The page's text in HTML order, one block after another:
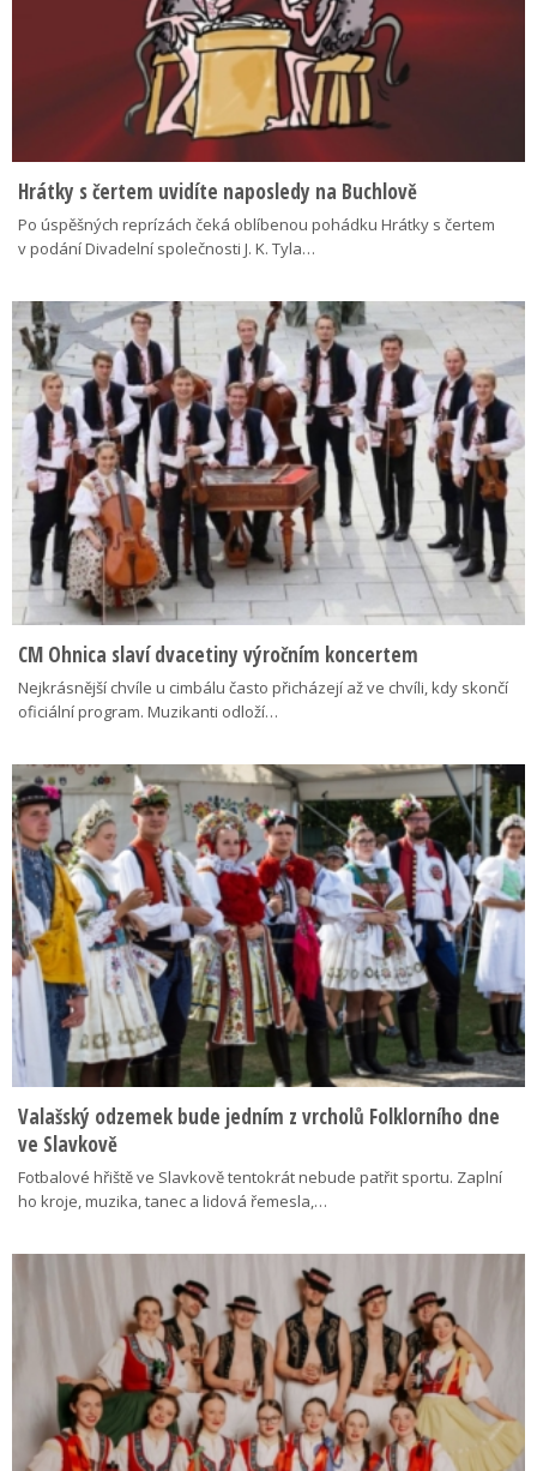
Hrátky s čertem uvidíte naposledy na Buchlově
Po úspěšných reprízách čeká oblíbenou pohádku Hrátky s čertem
v podání Divadelní společnosti J. K. Tyla…
CM Ohnica slaví dvacetiny výročním koncertem
Nejkrásnější chvíle u cimbálu často přicházejí až ve chvíli, kdy skončí
oficiální program. Muzikanti odloží…
Valašský odzemek bude jedním z vrcholů Folklorního dne
ve Slavkově
Fotbalové hřiště ve Slavkově tentokrát nebude patřit sportu. Zaplní
ho kroje, muzika, tanec a lidová řemesla,…